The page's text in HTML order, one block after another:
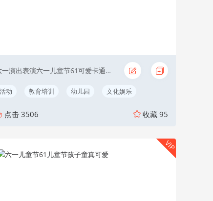
六一演出表演六一儿童节61可爱卡通黄色幼儿园
活动 教育培训 幼儿园 文化娱乐
点击 3506 收藏 95
VIP